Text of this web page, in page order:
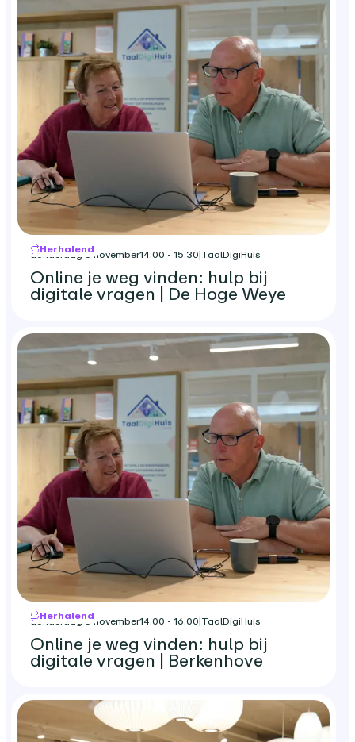
Herhalend
donderdag 5 november14.00 - 15.30|TaalDigiHuis
Online je weg vinden: hulp bij
digitale vragen | De Hoge Weye
Herhalend
donderdag 5 november14.00 - 16.00|TaalDigiHuis
Online je weg vinden: hulp bij
digitale vragen | Berkenhove